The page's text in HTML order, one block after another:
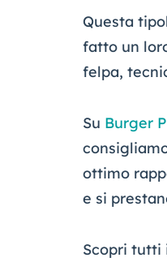
Questa
fatto un
felpa,
Su Burger
ottimo
e si
Scopri tutti